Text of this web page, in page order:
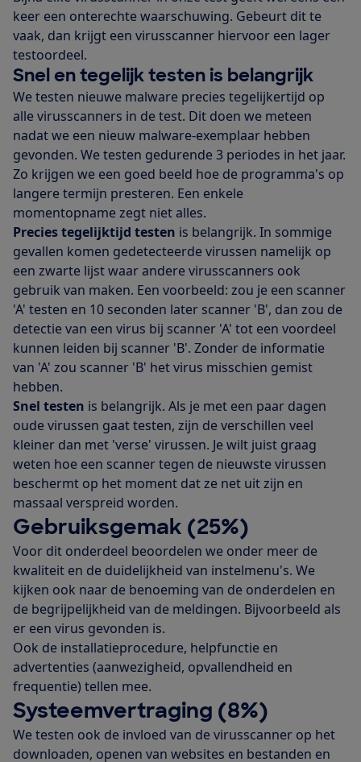
keer een onterechte waarschuwing. Gebeurt dit te
vaak, dan krijgt een virusscanner hiervoor een lager
testoordeel.
Snel en tegelijk testen is belangrijk
We testen nieuwe malware precies tegelijkertijd op
alle virusscanners in de test. Dit doen we meteen
nadat we een nieuw malware-exemplaar hebben
gevonden. We testen gedurende 3 periodes in het jaar.
Zo krijgen we een goed beeld hoe de programma's op
langere termijn presteren. Een enkele
momentopname zegt niet alles.
Precies tegelijktijd testen is belangrijk. In sommige
gevallen komen gedetecteerde virussen namelijk op
een zwarte lijst waar andere virusscanners ook
gebruik van maken. Een voorbeeld: zou je een scanner
'A' testen en 10 seconden later scanner 'B', dan zou de
detectie van een virus bij scanner 'A' tot een voordeel
kunnen leiden bij scanner 'B'. Zonder de informatie
van 'A' zou scanner 'B' het virus misschien gemist
hebben.
Snel testen is belangrijk. Als je met een paar dagen
oude virussen gaat testen, zijn de verschillen veel
kleiner dan met 'verse' virussen. Je wilt juist graag
weten hoe een scanner tegen de nieuwste virussen
beschermt op het moment dat ze net uit zijn en
massaal verspreid worden.
Gebruiksgemak (25%)
Voor dit onderdeel beoordelen we onder meer de
kwaliteit en de duidelijkheid van instelmenu's. We
kijken ook naar de benoeming van de onderdelen en
de begrijpelijkheid van de meldingen. Bijvoorbeeld als
er een virus gevonden is.
Ook de installatieprocedure, helpfunctie en
advertenties (aanwezigheid, opvallendheid en
frequentie) tellen mee.
Systeemvertraging (8%)
We testen ook de invloed van de virusscanner op het
downloaden, openen van websites en bestanden en